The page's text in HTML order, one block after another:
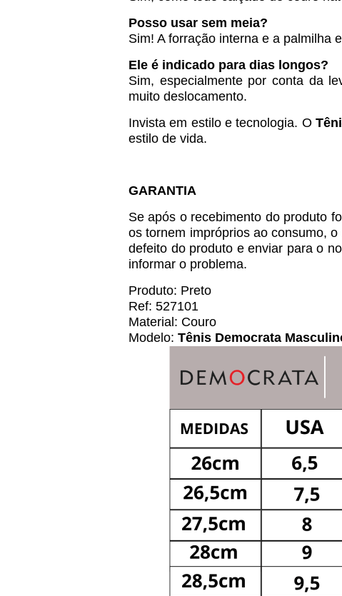
Posso usar sem meia?
Sim! A forração interna e a palmilha
Ele é indicado para dias longos?
Sim, especialmente por conta da
muito deslocamento.
Invista em estilo e tecnologia. O
estilo de vida.
GARANTIA
Se após o recebimento do produto
os tornem impróprios ao consumo,
defeito do produto e enviar para o
informar o problema.
Produto: Preto
Ref: 527101
Material: Couro
Modelo: Tênis Democrata